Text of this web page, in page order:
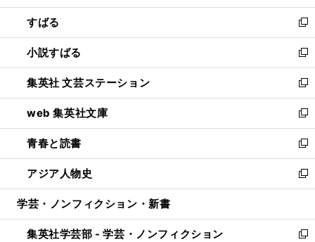
開
く
ウ
で
開
く
ン
ド
ウ
で
開
く
すばる
新
し
い
ウ
ィ
ン
ド
ウ
で
開
く
小説すばる
新
し
い
ウ
ィ
ン
ド
ウ
で
開
集英社 文芸ステーション
新
し
い
ウ
ィ
ン
ド
ウ
開
く
web 集英社文庫
新
し
い
ウ
ィ
ン
ウ
で
青春と読書
新
し
い
ウ
ン
ド
アジア人物史
新
し
ウ
ィ
学芸・ノンフィクション・新書
集英社学芸部 - 学芸・ノンフィクション
新